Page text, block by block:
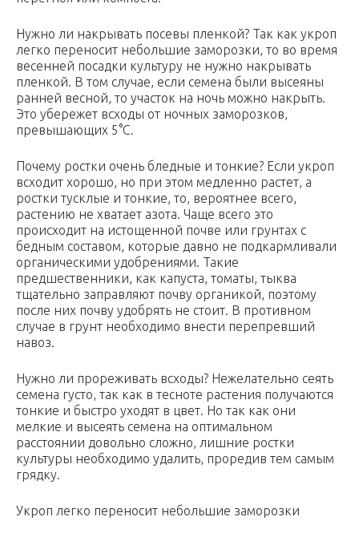
Нужно ли накрывать посевы пленкой? Так как укроп
легко переносит небольшие заморозки, то во время
весенней посадки культуру не нужно накрывать
пленкой. В том случае, если семена были высеяны
ранней весной, то участок на ночь можно накрыть.
Это убережет всходы от ночных заморозков,
превышающих 5°С.
Почему ростки очень бледные и тонкие? Если укроп
всходит хорошо, но при этом медленно растет, а
ростки тусклые и тонкие, то, вероятнее всего,
растению не хватает азота. Чаще всего это
происходит на истощенной почве или грунтах с
бедным составом, которые давно не подкармливали
органическими удобрениями. Такие
предшественники, как капуста, томаты, тыква
тщательно заправляют почву органикой, поэтому
после них почву удобрять не стоит. В противном
случае в грунт необходимо внести перепревший
навоз.
Нужно ли прореживать всходы? Нежелательно сеять
семена густо, так как в тесноте растения получаются
тонкие и быстро уходят в цвет. Но так как они
мелкие и высеять семена на оптимальном
расстоянии довольно сложно, лишние ростки
культуры необходимо удалить, проредив тем самым
грядку.
Укроп легко переносит небольшие заморозки